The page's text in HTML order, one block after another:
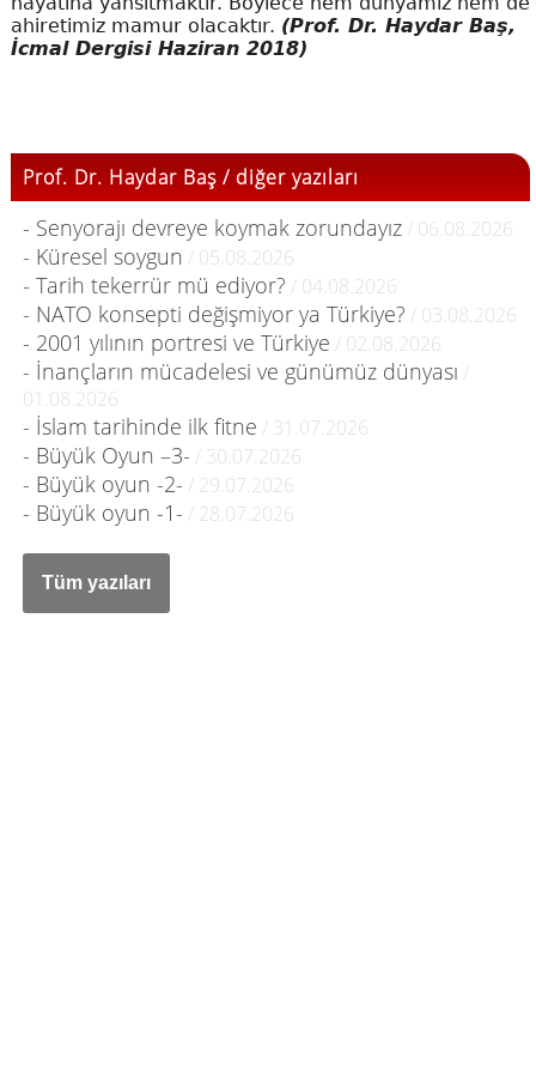
ahiretimiz mamur olacaktır. (Prof. Dr. Haydar Baş,
İcmal Dergisi Haziran 2018)
Prof. Dr. Haydar Baş / diğer yazıları
- Senyorajı devreye koymak zorundayız/ 06.08.2026
- Küresel soygun / 05.08.2026
- Tarih tekerrür mü ediyor? / 04.08.2026
- NATO konsepti değişmiyor ya Türkiye? / 03.08.2026
- 2001 yılının portresi ve Türkiye / 02.08.2026
- İnançların mücadelesi ve günümüz dünyası /
01.08.2026
- İslam tarihinde ilk fitne / 31.07.2026
- Büyük Oyun –3- / 30.07.2026
- Büyük oyun -2- / 29.07.2026
- Büyük oyun -1- / 28.07.2026